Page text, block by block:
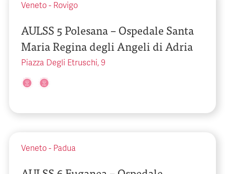
Veneto - Rovigo
AULSS 5 Polesana – Ospedale Santa
Maria Regina degli Angeli di Adria
Piazza Degli Etruschi, 9
Veneto - Padua